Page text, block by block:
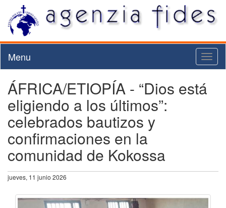
Menu
ÁFRICA/ETIOPÍA - “Dios está
eligiendo a los últimos”:
celebrados bautizos y
confirmaciones en la
comunidad de Kokossa
jueves, 11 junio 2026